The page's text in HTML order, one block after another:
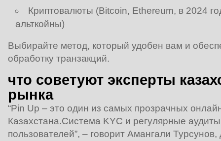
Криптовалюты (Bitcoin, Ethereum, в 2024
альткойны)
Выбирайте метод, который удобен вам и
обработку транзакций.
что советуют эксперты
рынка
“Pin Up – это один из самых прозрачных
Казахстана.Система KYC и регулярные
пользователей”, – говорит Амангали Турсунов,